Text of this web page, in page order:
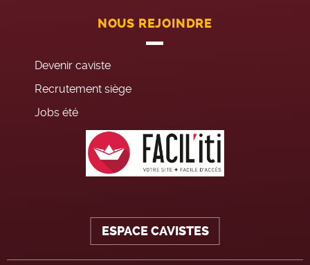
NOUS REJOINDRE
Devenir caviste
Recrutement siège
Jobs été
ESPACE CAVISTES